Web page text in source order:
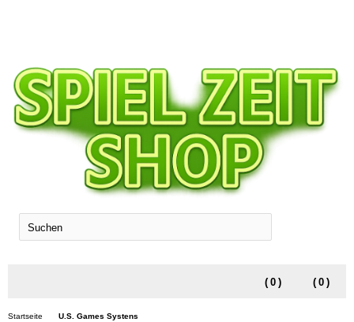
( 0 )
( 0 )
Startseite U.S. Games Systens